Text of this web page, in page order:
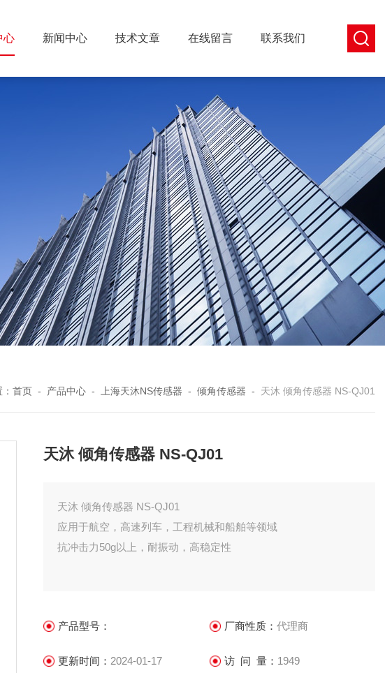
心 新闻中心 技术文章 在线留言 联系我们
首页 - 产品中心 - 上海天沐NS传感器 - 倾角传感器 - 天沐 倾角传感器 NS-QJ01
天沐 倾角传感器 NS-QJ01
天沐 倾角传感器 NS-QJ01
应用于航空，高速列车，工程机械和船舶等领域
抗冲击力50g以上，耐振动，高稳定性
产品型号： 厂商性质： 代理商
更新时间： 2024-01-17 访 问 量： 1949